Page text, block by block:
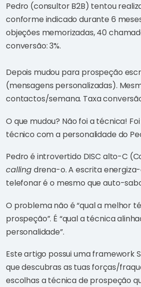
Pedro (consultor B2B) tentou
conforme indicado durante 6
objeções memorizadas, 40
conversão: 3%.
Depois mudou para prospeção
(mensagens personalizadas).
contactos/semana. Taxa
O que mudou? Não foi a técnica! Foi
técnico com a personalidade do
Pedro é introvertido DISC alto-C
callingdrena-o. A escrita
telefonar é o mesmo que auto-
O problema não é “qual a melhor
prospeção”. É “qual a técnica
personalidade”.
Este artigo possui uma framework
que descubras as tuas forças/
escolhas a técnica de prospeção